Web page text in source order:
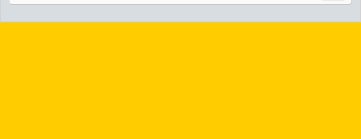
Community platform by XenForo® © 2010-2026 XenForo Ltd.